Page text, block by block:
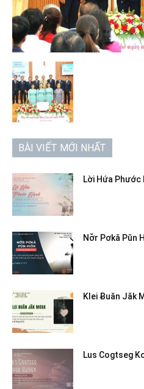
BÀI VIẾT MỚI NHẤT
Lời Hứa
Nơ̆r Pơkă Pŭn
Klei Ƀuăn Jăk
Lus Cogtseg